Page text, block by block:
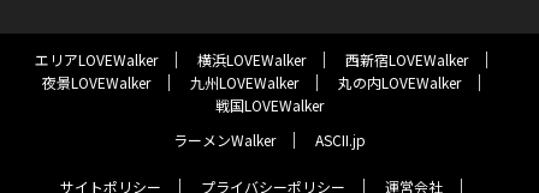
エリアLOVEWalker 横浜LOVEWalker
西新宿LOVEWalker
夜景LOVEWalker
九州LOVEWalker
丸の内LOVEWalker
戦国LOVEWalker
ラーメンWalker
ASCII.jp
サイトポリシー プライバシーポリシー 運営会社